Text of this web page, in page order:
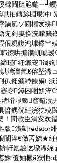
檪闁撻兘鍦ㄧ┛
拰鏄旀棩瓒冲
鍋氬ソ閫欏叐绋
兂鎶婁换浣曚簨
佷粯鍑鸿壉鑻︾
鐐哄搧鐗屼唬
瑾紝鎯宠鎶
洿澶氥€傛墍浠
仈鍒颁竴鍊嬭
冭鑸囨睏姘淬
嗗埌鏉窞鎰涜
晢鍝侊紝浣犵殑
！閬歌臣涓変欢
版鐨凱redator
闈淬€傚叾娆★
屽氨鍍忔垜浠婂
姝′覆妯欐ǎ寮忚